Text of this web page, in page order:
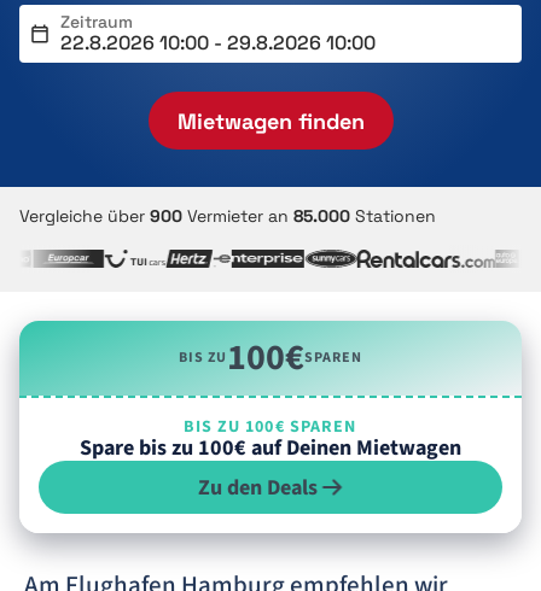
Zeitraum
Mietwagen finden
Vergleiche über 900 Vermieter an 85.000 Stationen
BIS ZU100€SPAREN
BIS ZU 100€ SPAREN
Spare bis zu 100€ auf Deinen Mietwagen
Zu den Deals